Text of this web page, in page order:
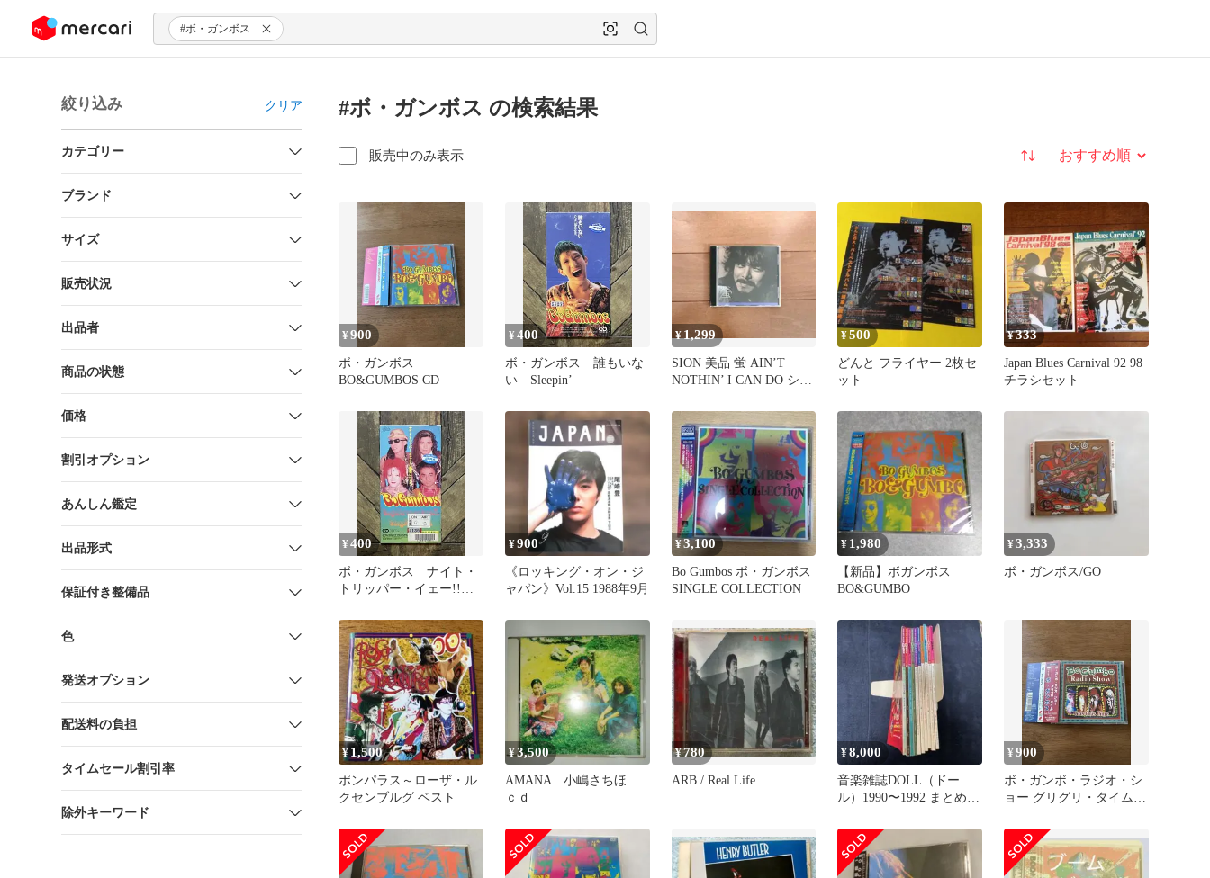
ツにスキップ #ボ・ガンボス
絞り込み クリア
カテゴリー
ブランド
サイズ
販売状況
出品者
商品の状態
価格
割引オプション
あんしん鑑定
出品形式
保証付き整備品
色
発送オプション
配送料の負担
タイムセール割引率
除外キーワード
#ボ・ガンボス の検索結果
販売中のみ表示 並び替え
¥900
ボ・ガンボス
BO&GUMBOS CD
¥400
ボ・ガンボス 誰もいな
い Sleepin’
¥ 1,299
SION 美品 蛍 AIN’T
NOTHIN’ I CAN DO シオ
¥500
どんと フライヤー 2枚セ
ット
¥333
Japan Blues Carnival 92 98
チラシセット
¥400
ボ・ガンボス ナイト・
トリッパー・イェー!!
¥900
《ロッキング・オン・ジ
ャパン》Vol.15 1988年9月
¥3,100
Bo Gumbos ボ・ガンボス
SINGLE COLLECTION
¥ 1,980
【新品】ボガンボス
BO&GUMBO
¥3,333
ボ・ガンボス/GO
¥ 1,500
ポンパラス～ローザ・ル
クセンブルグ ベスト
¥3,500
AMANA 小嶋さちほ
ｃｄ
¥780
ARB / Real Life
¥8,000
音楽雑誌DOLL（ドー
ル）1990〜1992 まとめ10
¥900
ボ・ガンボ・ラジオ・シ
ョー グリグリ・タイム /